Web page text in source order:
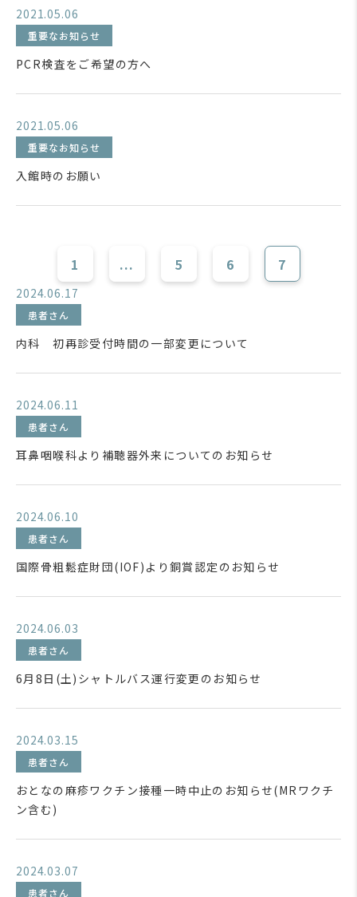
2021.05.06
重要なお知らせ
PCR検査をご希望の方へ
2021.05.06
重要なお知らせ
入館時のお願い
1 ... 5 6 7
2024.06.17
患者さん
内科 初再診受付時間の一部変更について
2024.06.11
患者さん
耳鼻咽喉科より補聴器外来についてのお知らせ
2024.06.10
患者さん
国際骨粗鬆症財団(IOF)より銅賞認定のお知らせ
2024.06.03
患者さん
6月8日(土)シャトルバス運行変更のお知らせ
2024.03.15
患者さん
おとなの麻疹ワクチン接種一時中止のお知らせ(MRワクチ
ン含む)
2024.03.07
患者さん